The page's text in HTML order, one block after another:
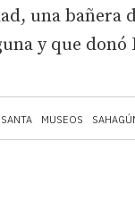
MUSEOS
una bañera
y que